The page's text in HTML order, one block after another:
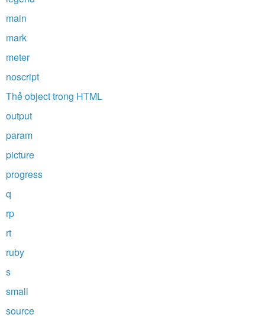
main
mark
meter
noscript
Thẻ object trong HTML
output
param
picture
progress
q
rp
rt
ruby
s
small
source